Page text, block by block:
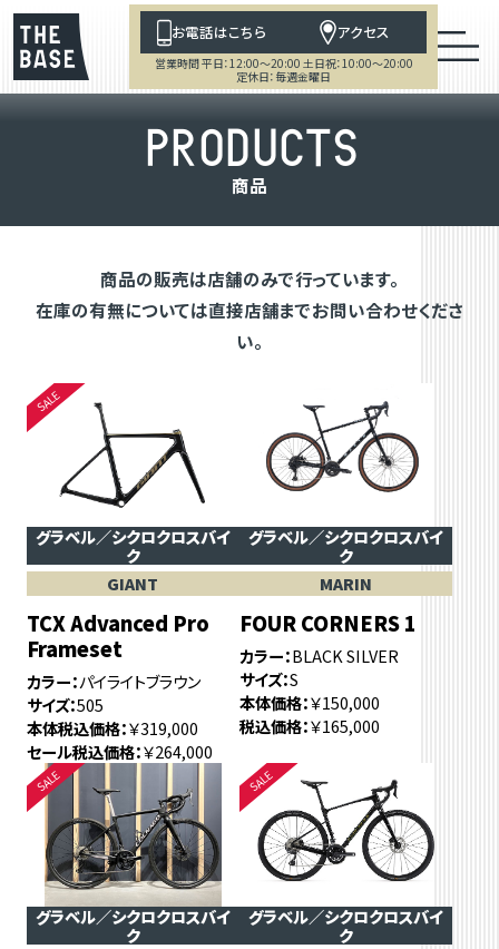
お電話はこちら アクセス
営業時間 平日：12:00～20:00 土日祝：10:00～20:00
定休日：毎週金曜日
PRODUCTS
商品
商品の販売は店舗のみで行っています。
在庫の有無については直接店舗までお問い合わせくださ
い。
グラベル／シクロクロスバイ
ク
GIANT
TCX Advanced Pro
Frameset
カラー パイライトブラウン
サイズ 505
本体税込価格 ￥319,000
セール税込価格 ￥264,000
グラベル／シクロクロスバイ
ク
MARIN
FOUR CORNERS 1
カラー BLACK SILVER
サイズ S
本体価格 ￥150,000
税込価格 ￥165,000
グラベル／シクロクロスバイ
ク
グラベル／シクロクロスバイ
ク